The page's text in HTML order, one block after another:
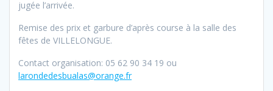
jugée l’arrivée.
Remise des prix et garbure d’après course à la salle des
fêtes de VILLELONGUE.
Contact organisation: 05 62 90 34 19 ou
larondedesbualas@orange.fr